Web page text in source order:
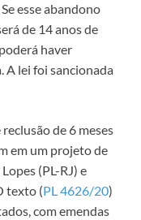
esse abandono
de 14 anos de
haver
A lei foi sancionada
de 6 meses
em um projeto de
(PL-RJ) e
texto (PL 4626/20)
com emendas